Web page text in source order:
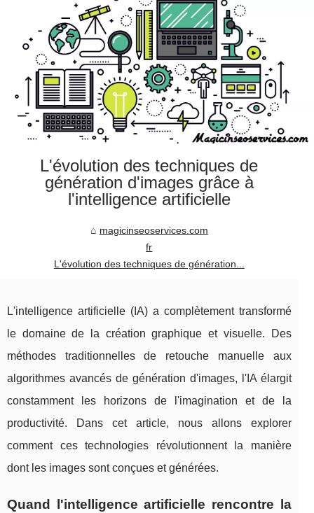
L'évolution des techniques de
génération d'images grâce à
l'intelligence artificielle
magicinseoservices.com
fr
L'évolution des techniques de génération...
L'intelligence artificielle (IA) a complètement transformé
le domaine de la création graphique et visuelle. Des
méthodes traditionnelles de retouche manuelle aux
algorithmes avancés de génération d'images, l'IA élargit
constamment les horizons de l'imagination et de la
productivité. Dans cet article, nous allons explorer
comment ces technologies révolutionnent la manière
dont les images sont conçues et générées.
Quand l'intelligence artificielle rencontre la